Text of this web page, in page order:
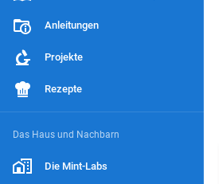
Anleitungen
Projekte
Rezepte
Das Haus und Nachbarn
Die Mint-Labs